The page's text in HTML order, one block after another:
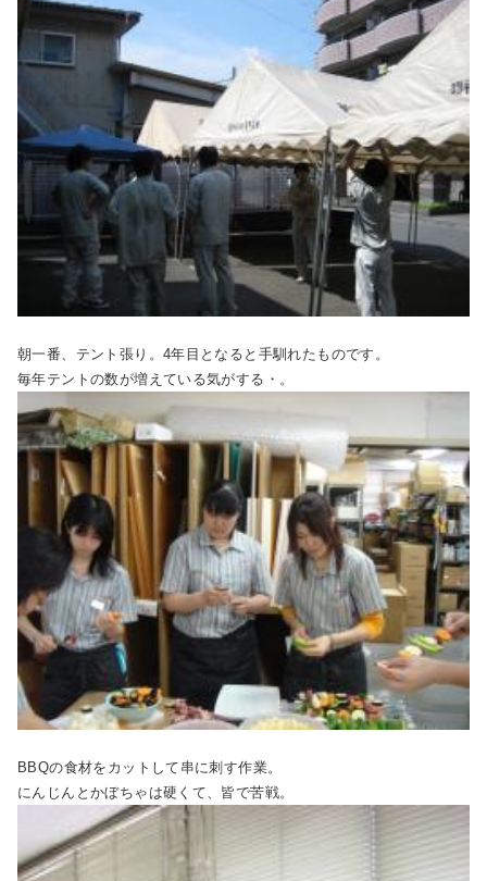
朝一番、テント張り。4年目となると手馴れたものです。
毎年テントの数が増えている気がする・。
BBQの食材をカットして串に刺す作業。
にんじんとかぼちゃは硬くて、皆で苦戦。